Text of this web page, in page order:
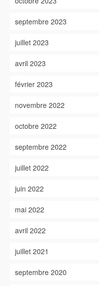
septembre 2023
juillet 2023
avril 2023
février 2023
novembre 2022
octobre 2022
septembre 2022
juillet 2022
juin 2022
mai 2022
avril 2022
juillet 2021
septembre 2020